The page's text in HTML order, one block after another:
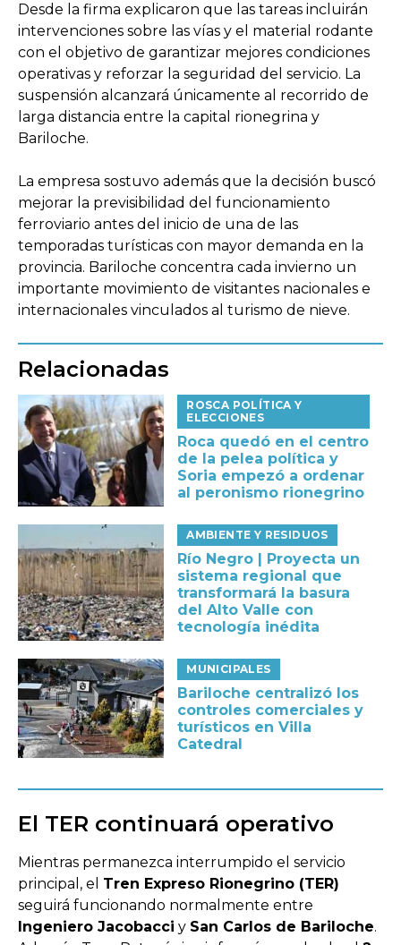
Desde la firma explicaron que las tareas incluirán
intervenciones sobre las vías y el material rodante
con el objetivo de garantizar mejores condiciones
operativas y reforzar la seguridad del servicio. La
suspensión alcanzará únicamente al recorrido de
larga distancia entre la capital rionegrina y
Bariloche.
La empresa sostuvo además que la decisión buscó
mejorar la previsibilidad del funcionamiento
ferroviario antes del inicio de una de las
temporadas turísticas con mayor demanda en la
provincia. Bariloche concentra cada invierno un
importante movimiento de visitantes nacionales e
internacionales vinculados al turismo de nieve.
Relacionadas
ROSCA POLÍTICA Y
ELECCIONES
Roca quedó en el centro
de la pelea política y
Soria empezó a ordenar
al peronismo rionegrino
AMBIENTE Y RESIDUOS
Río Negro | Proyecta un
sistema regional que
transformará la basura
del Alto Valle con
tecnología inédita
MUNICIPALES
Bariloche centralizó los
controles comerciales y
turísticos en Villa
Catedral
El TER continuará operativo
Mientras permanezca interrumpido el servicio
principal, el Tren Expreso Rionegrino (TER)
seguirá funcionando normalmente entre
Ingeniero Jacobacci y San Carlos de Bariloche.